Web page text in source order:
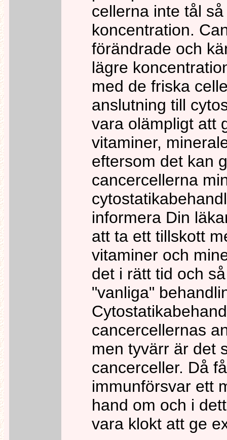
cellerna inte tål
koncentration.
förändrade och
lägre
med de friska
anslutning till
vara olämpligt att
vitaminer,
eftersom det kan
cancercellerna
informera Din
att ta ett tillskott
vitaminer och
det i rätt tid och
"vanliga"
cancercellernas
men tyvärr är det
cancerceller. Då
immunförsvar ett
hand om och i
vara klokt att ge